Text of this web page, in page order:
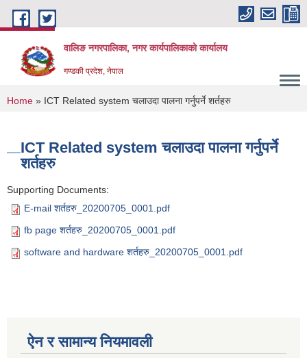
Skip to main content
वालिङ नगरपालिका, नगर कार्यपालिकाको कार्यालय
गण्डकी प्रदेश, नेपाल
You are here
Home » ICT Related system चलाउदा पालना गर्नुपर्ने शर्तहरु
ICT Related system चलाउदा पालना गर्नुपर्ने
शर्तहरु
Supporting Documents:
E-mail शर्तहरु_20200705_0001.pdf
fb page शर्तहरु_20200705_0001.pdf
software and hardware शर्तहरु_20200705_0001.pdf
ऐन र सामान्य नियमावली